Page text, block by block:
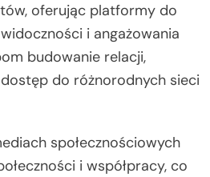
oferując platformy do
i angażowania
budowanie relacji,
do różnorodnych sieci
społecznościowych
i współpracy, co